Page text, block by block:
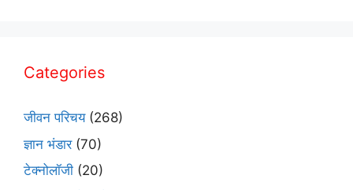
Categories
जीवन परिचय(268)
ज्ञान भंडार(70)
टेक्नोलॉजी (20)